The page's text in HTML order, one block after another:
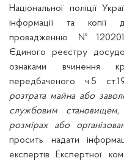
Національної поліції
інформації та копії
провадженню
Єдиного реєстру
ознаками вчинення
передбаченого ч.5
розтрата майна або
службовим
розмірах або
просить надати
експертів Експертної